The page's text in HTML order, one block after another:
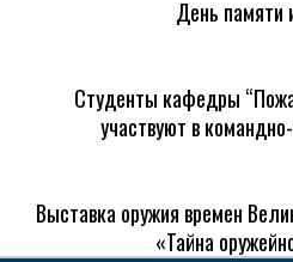
День памяти
Студенты кафедры
участвуют в
Выставка оружия времен
«Тайна